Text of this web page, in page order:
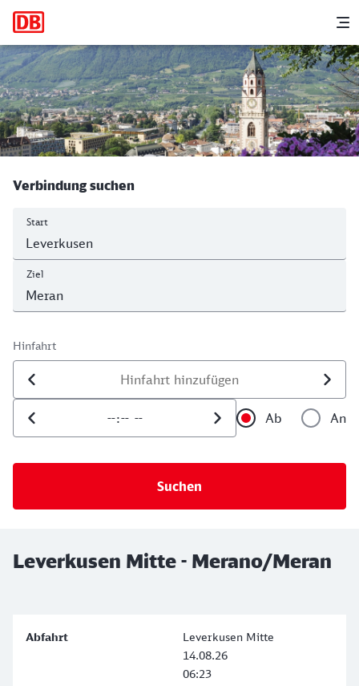
Hauptnavigation
Leverkusen Mitte - Merano/Meran
Verbindung suchen
Start
Ziel
Hinfahrt
Datum der Hinfahrt
Uhrzeit der Hinfahrt
Ab
An
Leverkusen Mitte - Merano/Meran
Leverkusen Mitte
14.08.26
06:23